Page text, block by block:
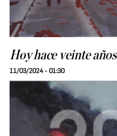
Hoy hace veinte años
11/03/2024 - 01:30